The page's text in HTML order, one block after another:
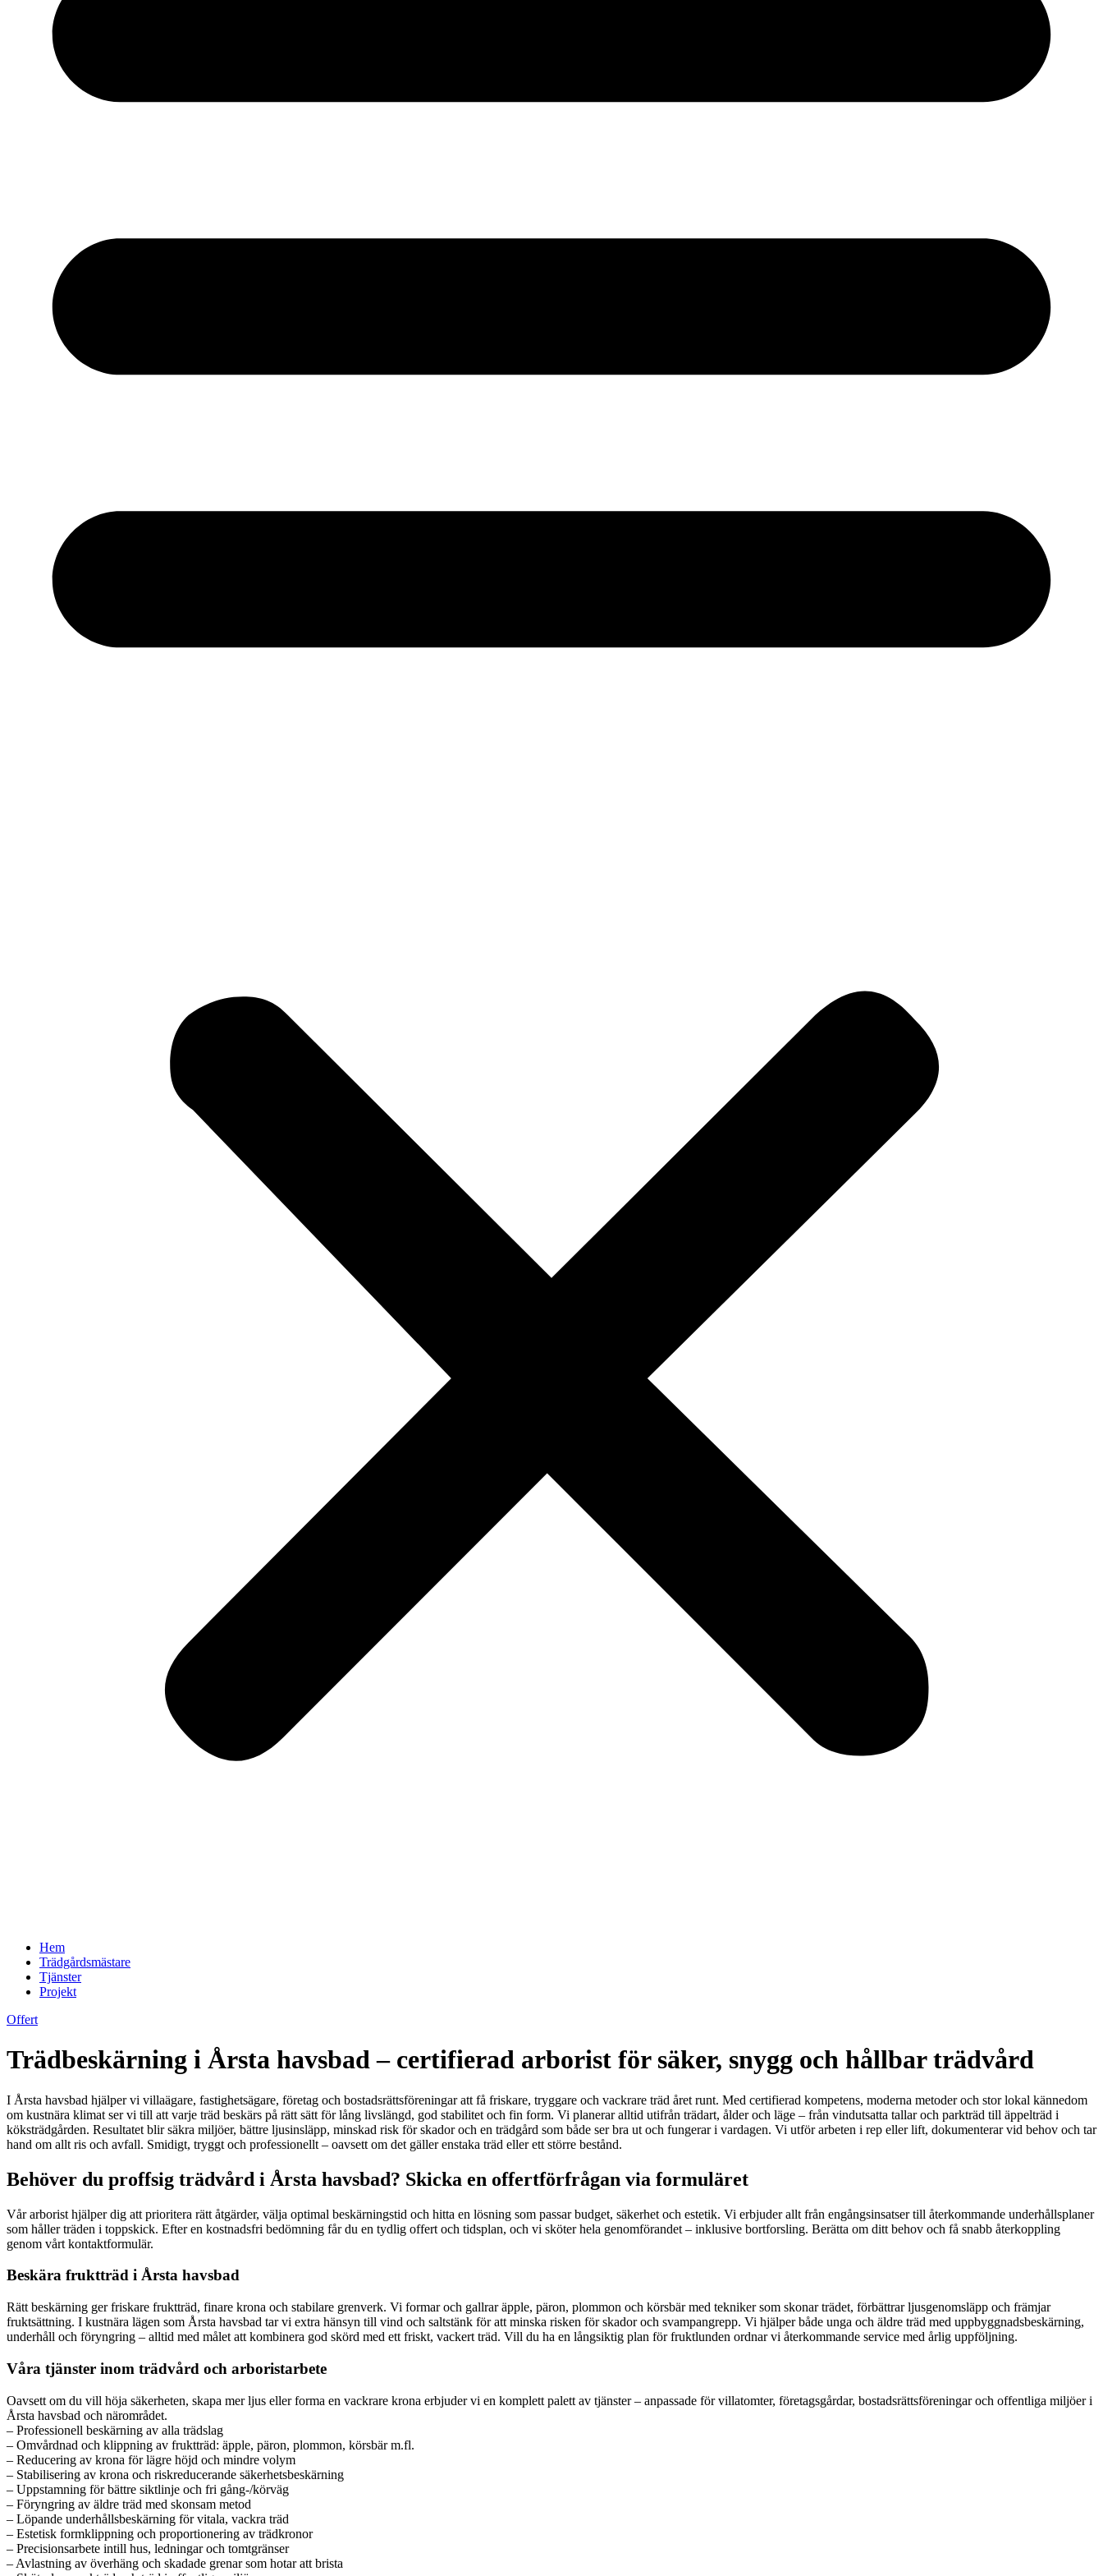
Hem
Trädgårdsmästare
Tjänster
Projekt
Offert
Trädbeskärning i Årsta havsbad – certifierad arborist för säker, snygg och hållbar trädvård
I Årsta havsbad hjälper vi villaägare, fastighetsägare, företag och bostadsrättsföreningar att få friskare, tryggare och vackrare träd året runt. Med certifierad kompetens, moderna metoder och stor lokal kännedom
om kustnära klimat ser vi till att varje träd beskärs på rätt sätt för lång livslängd, god stabilitet och fin form. Vi planerar alltid utifrån trädart, ålder och läge – från vindutsatta tallar och parkträd till äppelträd i
köksträdgården. Resultatet blir säkra miljöer, bättre ljusinsläpp, minskad risk för skador och en trädgård som både ser bra ut och fungerar i vardagen. Vi utför arbeten i rep eller lift, dokumenterar vid behov och tar
hand om allt ris och avfall. Smidigt, tryggt och professionellt – oavsett om det gäller enstaka träd eller ett större bestånd.
Behöver du proffsig trädvård i Årsta havsbad? Skicka en offertförfrågan via formuläret
Vår arborist hjälper dig att prioritera rätt åtgärder, välja optimal beskärningstid och hitta en lösning som passar budget, säkerhet och estetik. Vi erbjuder allt från engångsinsatser till återkommande underhållsplaner
som håller träden i toppskick. Efter en kostnadsfri bedömning får du en tydlig offert och tidsplan, och vi sköter hela genomförandet – inklusive bortforsling. Berätta om ditt behov och få snabb återkoppling
genom vårt kontaktformulär.
Beskära fruktträd i Årsta havsbad
Rätt beskärning ger friskare fruktträd, finare krona och stabilare grenverk. Vi formar och gallrar äpple, päron, plommon och körsbär med tekniker som skonar trädet, förbättrar ljusgenomsläpp och främjar
fruktsättning. I kustnära lägen som Årsta havsbad tar vi extra hänsyn till vind och saltstänk för att minska risken för skador och svampangrepp. Vi hjälper både unga och äldre träd med uppbyggnadsbeskärning,
underhåll och föryngring – alltid med målet att kombinera god skörd med ett friskt, vackert träd. Vill du ha en långsiktig plan för fruktlunden ordnar vi återkommande service med årlig uppföljning.
Våra tjänster inom trädvård och arboristarbete
Oavsett om du vill höja säkerheten, skapa mer ljus eller forma en vackrare krona erbjuder vi en komplett palett av tjänster – anpassade för villatomter, företagsgårdar, bostadsrättsföreningar och offentliga miljöer i
Årsta havsbad och närområdet.
– Professionell beskärning av alla trädslag
– Omvårdnad och klippning av fruktträd: äpple, päron, plommon, körsbär m.fl.
– Reducering av krona för lägre höjd och mindre volym
– Stabilisering av krona och riskreducerande säkerhetsbeskärning
– Uppstamning för bättre siktlinje och fri gång-/körväg
– Föryngring av äldre träd med skonsam metod
– Löpande underhållsbeskärning för vitala, vackra träd
– Estetisk formklippning och proportionering av trädkronor
– Precisionsarbete intill hus, ledningar och tomtgränser
– Avlastning av överhäng och skadade grenar som hotar att brista